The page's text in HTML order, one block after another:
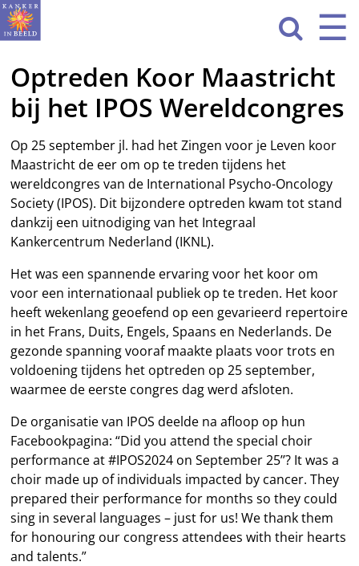
Sla
navigatie
over
☰
HOME
WAT WE DOEN
ACTIVITEITEN
OVER ONS
CONTACT

Optreden Koor Maastricht
bij het IPOS Wereldcongres
Op 25 september jl. had het Zingen voor je Leven koor
Maastricht de eer om op te treden tijdens het
wereldcongres van de International Psycho-Oncology
Society (IPOS). Dit bijzondere optreden kwam tot stand
dankzij een uitnodiging van het Integraal
Kankercentrum Nederland (IKNL).
Het was een spannende ervaring voor het koor om
voor een internationaal publiek op te treden. Het koor
heeft wekenlang geoefend op een gevarieerd repertoire
in het Frans, Duits, Engels, Spaans en Nederlands. De
gezonde spanning vooraf maakte plaats voor trots en
voldoening tijdens het optreden op 25 september,
waarmee de eerste congres dag werd afsloten.
De organisatie van IPOS deelde na afloop op hun
Facebookpagina: “Did you attend the special choir
performance at #IPOS2024 on September 25’’? It was a
choir made up of individuals impacted by cancer. They
prepared their performance for months so they could
sing in several languages – just for us! We thank them
for honouring our congress attendees with their hearts
and talents.”